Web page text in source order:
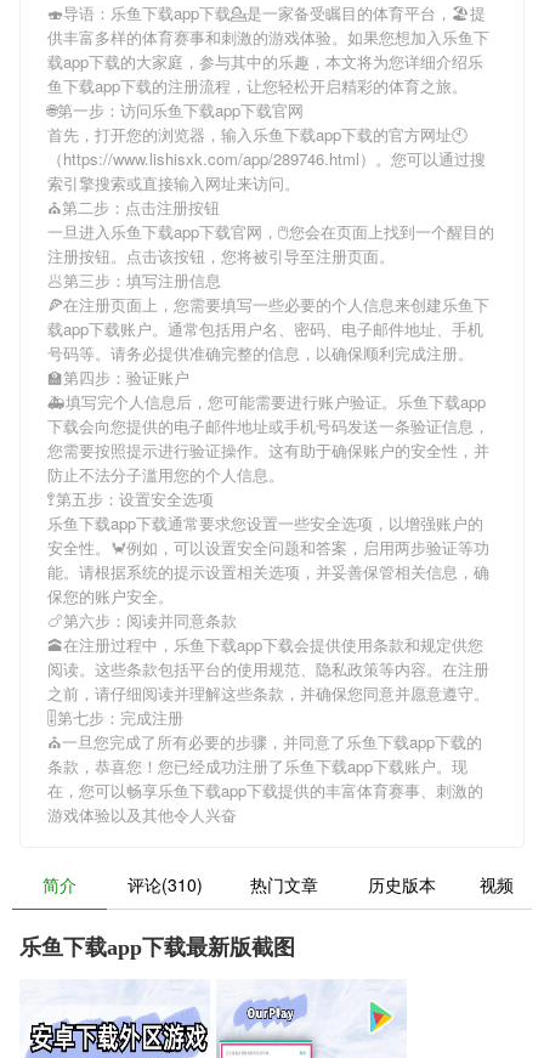
🍣导语： 乐鱼下载app下载💁是一家备受瞩目的体育平台，🏖提
供丰富多样的体育赛事和刺激的游戏体验。如果您想加入乐鱼下
载app下载的大家庭，参与其中的乐趣，本文将为您详细介绍乐
鱼下载app下载的注册流程，让您轻松开启精彩的体育之旅。
🌐第一步：访问乐鱼下载app下载官网
首先，打开您的浏览器，输入乐鱼下载app下载的官方网址🕙
（https://www.lishisxk.com/app/289746.html）。您可以通过搜
索引擎搜索或直接输入网址来访问。
⛪第二步：点击注册按钮
一旦进入乐鱼下载app下载官网，🖱您会在页面上找到一个醒目的
注册按钮。点击该按钮，您将被引导至注册页面。
🥟第三步：填写注册信息
🍕在注册页面上，您需要填写一些必要的个人信息来创建乐鱼下
载app下载账户。通常包括用户名、密码、电子邮件地址、手机
号码等。请务必提供准确完整的信息，以确保顺利完成注册。
🏫第四步：验证账户
🚑填写完个人信息后，您可能需要进行账户验证。 乐鱼下载app
下载会向您提供的电子邮件地址或手机号码发送一条验证信息，
您需要按照提示进行验证操作。这有助于确保账户的安全性，并
防止不法分子滥用您的个人信息。
🚏第五步：设置安全选项
乐鱼下载app下载通常要求您设置一些安全选项，以增强账户的
安全性。🦀例如，可以设置安全问题和答案，启用两步验证等功
能。请根据系统的提示设置相关选项，并妥善保管相关信息，确
保您的账户安全。
🍗第六步：阅读并同意条款
🕋在注册过程中， 乐鱼下载app下载会提供使用条款和规定供您
阅读。这些条款包括平台的使用规范、隐私政策等内容。在注册
之前，请仔细阅读并理解这些条款，并确保您同意并愿意遵守。
🎚第七步：完成注册
⛪一旦您完成了所有必要的步骤，并同意了乐鱼下载app下载的
条款，恭喜您！您已经成功注册了乐鱼下载app下载账户。现
在，您可以畅享乐鱼下载app下载提供的丰富体育赛事、刺激的
游戏体验以及其他令人兴奋
简介 评论(310) 热门文章 历史版本 视频
乐鱼下载app下载最新版截图